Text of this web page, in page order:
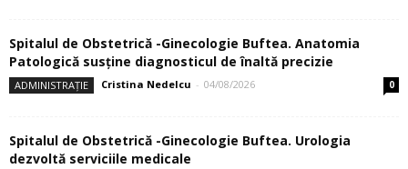
Spitalul de Obstetrică -Ginecologie Buftea. Anatomia
Patologică susţine diagnosticul de înaltă precizie
ADMINISTRAȚIE Cristina Nedelcu - 04/08/2026 0
Spitalul de Obstetrică -Ginecologie Buftea. Urologia
dezvoltă serviciile medicale